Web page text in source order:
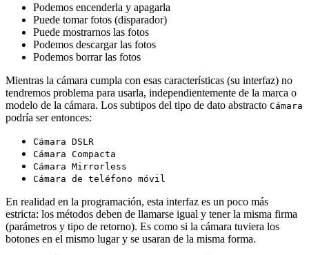
Podemos encenderla y apagarla
Puede tomar fotos (disparador)
Puede mostrarnos las fotos
Podemos descargar las fotos
Podemos borrar las fotos
Mientras la cámara cumpla con esas características (su interfaz) no
tendremos problema para usarla, independientemente de la marca o
modelo de la cámara. Los subtipos del tipo de dato abstracto Cámara
podría ser entonces:
Cámara DSLR
Cámara Compacta
Cámara Mirrorless
Cámara de teléfono móvil
En realidad en la programación, esta interfaz es un poco más
estricta: los métodos deben de llamarse igual y tener la misma firma
(parámetros y tipo de retorno). Es como si la cámara tuviera los
botones en el mismo lugar y se usaran de la misma forma.